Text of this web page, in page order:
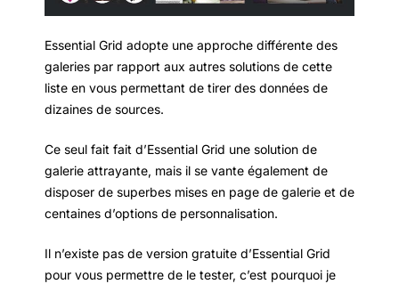
Essential Grid adopte une approche différente des
galeries par rapport aux autres solutions de cette
liste en vous permettant de tirer des données de
dizaines de sources.
Ce seul fait fait d’Essential Grid une solution de
galerie attrayante, mais il se vante également de
disposer de superbes mises en page de galerie et de
centaines d’options de personnalisation.
Il n’existe pas de version gratuite d’Essential Grid
pour vous permettre de le tester, c’est pourquoi je